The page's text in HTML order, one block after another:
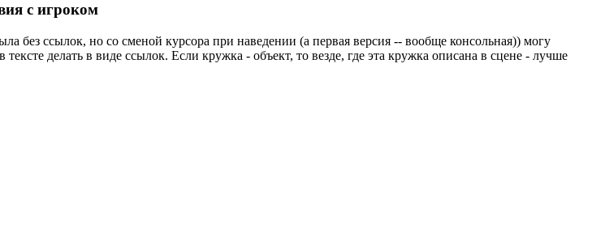
с игроком
без ссылок, но со сменой курсора при наведении (а первая версия -- вообще консольная)) могу
делать в виде ссылок. Если кружка - объект, то везде, где эта кружка описана в сцене - лучше